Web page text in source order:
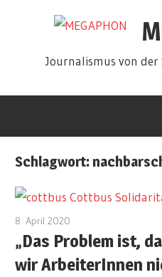
Journalismus von
Schlagwort:
8. April 2020
„Das Problem ist,
wir ArbeiterInnen